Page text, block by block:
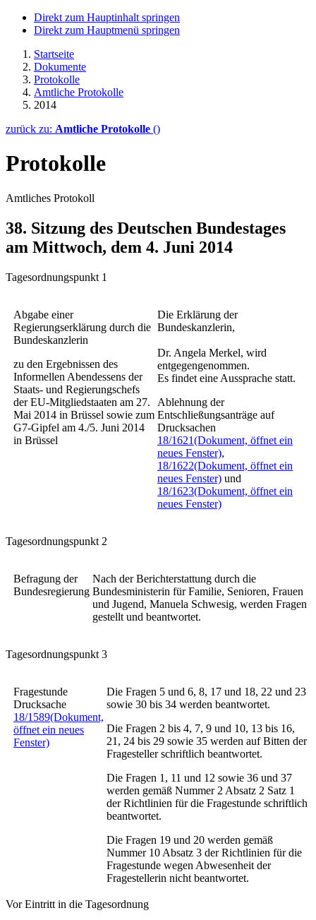
Direkt zum Hauptinhalt springen
Direkt zum Hauptmenü springen
Startseite
Dokumente
Protokolle
Amtliche Protokolle
2014
zurück zu: Amtliche Protokolle ()
Protokolle
Amtliches Protokoll
38. Sitzung des Deutschen Bundestages
am Mittwoch, dem 4. Juni 2014
Tagesordnungspunkt 1
Abgabe einer
Regierungserklärung durch die
Bundeskanzlerin
zu den Ergebnissen des
Informellen Abendessens der
Staats- und Regierungschefs
der EU-Mitgliedstaaten am 27.
Mai 2014 in Brüssel sowie zum
G7-Gipfel am 4./5. Juni 2014
in Brüssel
Die Erklärung der
Bundeskanzlerin,
Dr. Angela Merkel, wird
entgegengenommen.
Es findet eine Aussprache statt.
Ablehnung der
Entschließungsanträge auf
Drucksachen
18/1621(Dokument, öffnet ein
neues Fenster),
18/1622(Dokument, öffnet ein
neues Fenster) und
18/1623(Dokument, öffnet ein
neues Fenster)
Tagesordnungspunkt 2
Befragung der
Bundesregierung
Nach der Berichterstattung durch die
Bundesministerin für Familie, Senioren, Frauen
und Jugend, Manuela Schwesig, werden Fragen
gestellt und beantwortet.
Tagesordnungspunkt 3
Fragestunde
Drucksache
18/1589(Dokument,
öffnet ein neues
Fenster)
Die Fragen 5 und 6, 8, 17 und 18, 22 und 23
sowie 30 bis 34 werden beantwortet.
Die Fragen 2 bis 4, 7, 9 und 10, 13 bis 16,
21, 24 bis 29 sowie 35 werden auf Bitten der
Fragesteller schriftlich beantwortet.
Die Fragen 1, 11 und 12 sowie 36 und 37
werden gemäß Nummer 2 Absatz 2 Satz 1
der Richtlinien für die Fragestunde schriftlich
beantwortet.
Die Fragen 19 und 20 werden gemäß
Nummer 10 Absatz 3 der Richtlinien für die
Fragestunde wegen Abwesenheit der
Fragestellerin nicht beantwortet.
Vor Eintritt in die Tagesordnung